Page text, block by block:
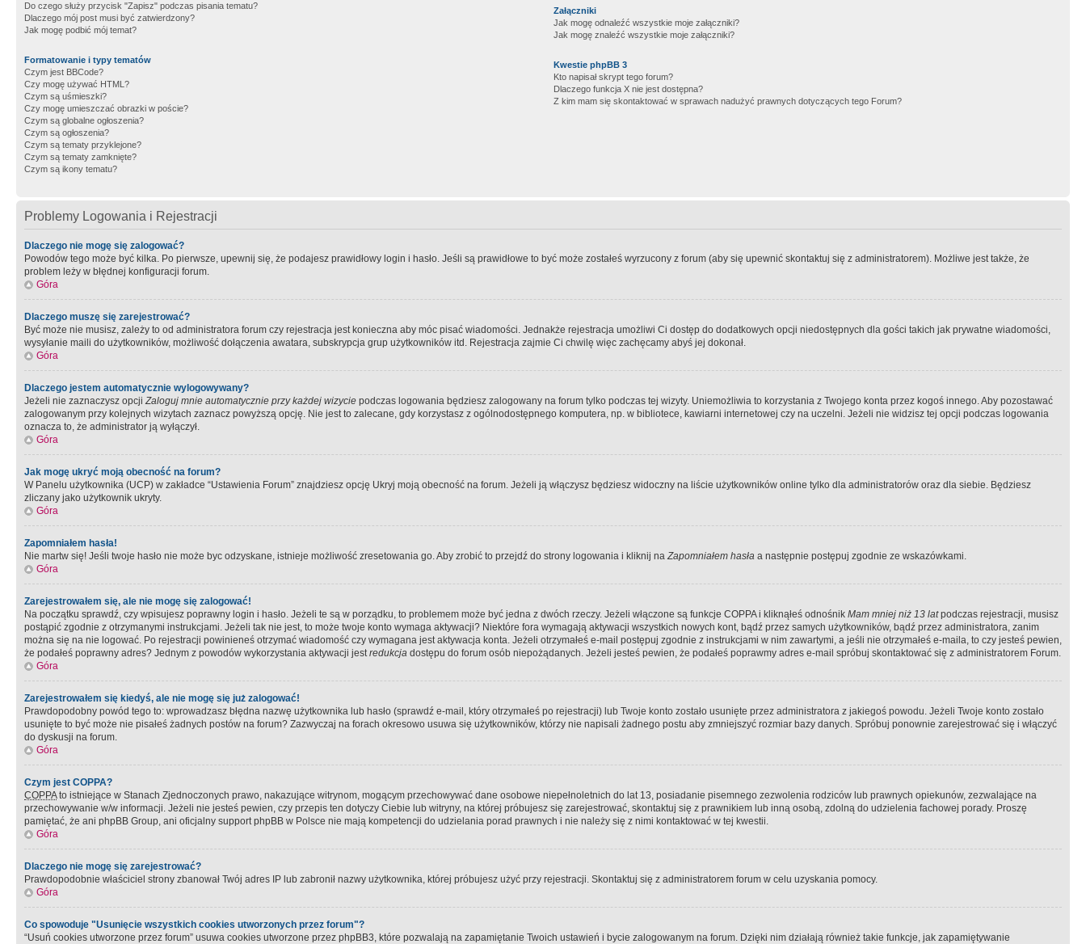
Do czego służy przycisk "Zapisz" podczas pisania tematu?
Dlaczego mój post musi być zatwierdzony?
Jak mogę podbić mój temat?
Formatowanie i typy tematów
Czym jest BBCode?
Czy mogę używać HTML?
Czym są uśmieszki?
Czy mogę umieszczać obrazki w poście?
Czym są globalne ogłoszenia?
Czym są ogłoszenia?
Czym są tematy przyklejone?
Czym są tematy zamknięte?
Czym są ikony tematu?
Załączniki
Jak mogę odnaleźć wszystkie moje załączniki?
Jak mogę znaleźć wszystkie moje załączniki?
Kwestie phpBB 3
Kto napisał skrypt tego forum?
Dlaczego funkcja X nie jest dostępna?
Z kim mam się skontaktować w sprawach nadużyć prawnych dotyczących tego Forum?
Problemy Logowania i Rejestracji
Dlaczego nie mogę się zalogować?
Powodów tego może być kilka. Po pierwsze, upewnij się, że podajesz prawidłowy login i hasło. Jeśli są prawidłowe to być może zostałeś wyrzucony z forum (aby się upewnić skontaktuj się z administratorem). Możliwe jest także, że
problem leży w błędnej konfiguracji forum.
Góra
Dlaczego muszę się zarejestrować?
Być może nie musisz, zależy to od administratora forum czy rejestracja jest konieczna aby móc pisać wiadomości. Jednakże rejestracja umożliwi Ci dostęp do dodatkowych opcji niedostępnych dla gości takich jak prywatne wiadomości,
wysyłanie maili do użytkowników, możliwość dołączenia awatara, subskrypcja grup użytkowników itd. Rejestracja zajmie Ci chwilę więc zachęcamy abyś jej dokonał.
Góra
Dlaczego jestem automatycznie wylogowywany?
Jeżeli nie zaznaczysz opcjiZaloguj mnie automatycznie przy każdej wizycie podczas logowania będziesz zalogowany na forum tylko podczas tej wizyty. Uniemożliwia to korzystania z Twojego konta przez kogoś innego. Aby pozostawać
zalogowanym przy kolejnych wizytach zaznacz powyższą opcję. Nie jest to zalecane, gdy korzystasz z ogólnodostępnego komputera, np. w bibliotece, kawiarni internetowej czy na uczelni. Jeżeli nie widzisz tej opcji podczas logowania
oznacza to, że administrator ją wyłączył.
Góra
Jak mogę ukryć moją obecność na forum?
W Panelu użytkownika (UCP) w zakładce “Ustawienia Forum” znajdziesz opcję Ukryj moją obecność na forum. Jeżeli ją włączysz będziesz widoczny na liście użytkowników online tylko dla administratorów oraz dla siebie. Będziesz
zliczany jako użytkownik ukryty.
Góra
Zapomniałem hasła!
Nie martw się! Jeśli twoje hasło nie może byc odzyskane, istnieje możliwość zresetowania go. Aby zrobić to przejdź do strony logowania i kliknij naZapomniałem hasła a następnie postępuj zgodnie ze wskazówkami.
Góra
Zarejestrowałem się, ale nie mogę się zalogować!
Na początku sprawdź, czy wpisujesz poprawny login i hasło. Jeżeli te są w porządku, to problemem może być jedna z dwóch rzeczy. Jeżeli włączone są funkcje COPPA i kliknąłeś odnośnik Mam mniej niż 13 latpodczas rejestracji, musisz
postąpić zgodnie z otrzymanymi instrukcjami. Jeżeli tak nie jest, to może twoje konto wymaga aktywacji? Niektóre fora wymagają aktywacji wszystkich nowych kont, bądź przez samych użytkowników, bądź przez administratora, zanim
można się na nie logować. Po rejestracji powinieneś otrzymać wiadomość czy wymagana jest aktywacja konta. Jeżeli otrzymałeś e-mail postępuj zgodnie z instrukcjami w nim zawartymi, a jeśli nie otrzymałeś e-maila, to czy jesteś pewien,
że podałeś poprawny adres? Jednym z powodów wykorzystania aktywacji jestredukcja dostępu do forum osób niepożądanych. Jeżeli jesteś pewien, że podałeś poprawmy adres e-mail spróbuj skontaktować się z administratorem Forum.
Góra
Zarejestrowałem się kiedyś, ale nie mogę się już zalogować!
Prawdopodobny powód tego to: wprowadzasz błędna nazwę użytkownika lub hasło (sprawdź e-mail, który otrzymałeś po rejestracji) lub Twoje konto zostało usunięte przez administratora z jakiegoś powodu. Jeżeli Twoje konto zostało
usunięte to być może nie pisałeś żadnych postów na forum? Zazwyczaj na forach okresowo usuwa się użytkowników, którzy nie napisali żadnego postu aby zmniejszyć rozmiar bazy danych. Spróbuj ponownie zarejestrować się i włączyć
do dyskusji na forum.
Góra
Czym jest COPPA?
COPPAto istniejące w Stanach Zjednoczonych prawo, nakazujące witrynom, mogącym przechowywać dane osobowe niepełnoletnich do lat 13, posiadanie pisemnego zezwolenia rodziców lub prawnych opiekunów, zezwalające na
przechowywanie w/w informacji. Jeżeli nie jesteś pewien, czy przepis ten dotyczy Ciebie lub witryny, na której próbujesz się zarejestrować, skontaktuj się z prawnikiem lub inną osobą, zdolną do udzielenia fachowej porady. Proszę
pamiętać, że ani phpBB Group, ani oficjalny support phpBB w Polsce nie mają kompetencji do udzielania porad prawnych i nie należy się z nimi kontaktować w tej kwestii.
Góra
Dlaczego nie mogę się zarejestrować?
Prawdopodobnie właściciel strony zbanował Twój adres IP lub zabronił nazwy użytkownika, której próbujesz użyć przy rejestracji. Skontaktuj się z administratorem forum w celu uzyskania pomocy.
Góra
Co spowoduje "Usunięcie wszystkich cookies utworzonych przez forum"?
“Usuń cookies utworzone przez forum” usuwa cookies utworzone przez phpBB3, które pozwalają na zapamiętanie Twoich ustawień i bycie zalogowanym na forum. Dzięki nim działają również takie funkcje, jak zapamiętywanie